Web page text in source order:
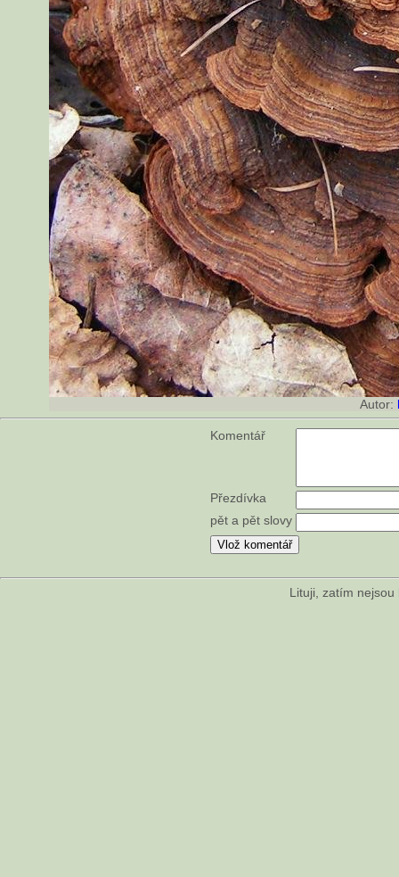
Autor:
Komentář
Přezdívka
pět a pět slovy
Lituji, zatím